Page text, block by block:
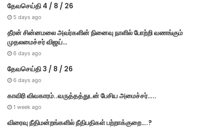
தேவசெய்தி 4 / 8 / 26
5 days ago
தீரன் சின்னமலை அவர்களின் நினைவு நாளில் போற்றி வணங்கும்
முதலமைச்சர் விஜய்…
6 days ago
தேவசெய்தி 3 / 8 / 26
6 days ago
காவிரி விவகாரம்..வருத்தத்துடன் பேசிய அமைச்சர்…..
1 week ago
விரைவு நீதிமன்றங்களில் நீதிபதிகள் பற்றாக்குறை….?